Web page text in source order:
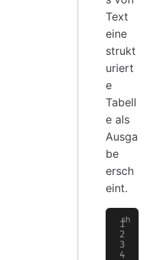
Text
eine
strukt
uriert
e
Tabell
e als
Ausga
be
ersch
eint.